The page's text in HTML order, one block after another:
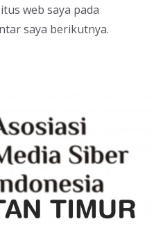
web saya pada
saya berikutnya.